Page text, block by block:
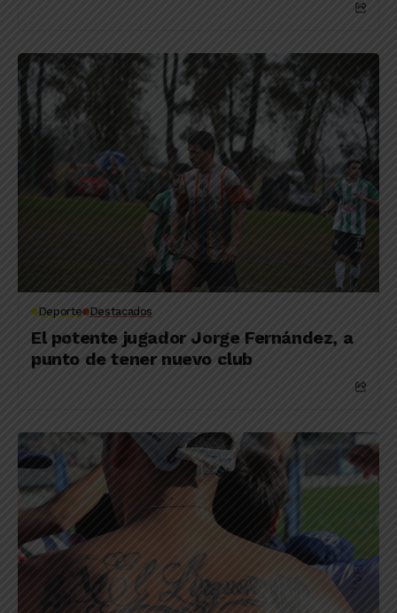
Deporte Destacados
El potente jugador Jorge Fernández, a
punto de tener nuevo club